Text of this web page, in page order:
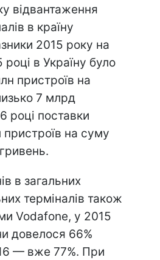
відвантаження
в країну
2015 року на
в Україну було
пристроїв на
7 млрд
році поставки
на суму
в загальних
терміналів також
Vodafone, у 2015
довелося 66%
— вже 77%. При